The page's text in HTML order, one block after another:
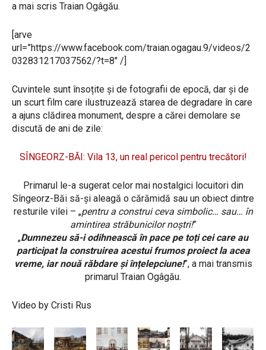
a mai scris Traian Ogâgău.
[arve
url=”https://www.facebook.com/traian.ogagau.9/videos/2
032831217037562/?t=8″ /]
Cuvintele sunt însoțite și de fotografii de epocă, dar și de
un scurt film care ilustruzează starea de degradare în care
a ajuns clădirea monument, despre a cărei demolare se
discută de ani de zile:
SÎNGEORZ-BĂI: Vila 13, un real pericol pentru trecători!
Primarul le-a sugerat celor mai nostalgici locuitori din
Sîngeorz-Băi să-și aleagă o cărămidă sau un obiect dintre
resturile vilei – „pentru a construi ceva simbolic… sau… în
amintirea străbunicilor noștri!”
„Dumnezeu să-i odihnească în pace pe toți cei care au
participat la construirea acestui frumos proiect la acea
vreme, iar nouă răbdare și înțelepciune!”, a mai transmis
primarul Traian Ogâgău.
Video by Cristi Rus